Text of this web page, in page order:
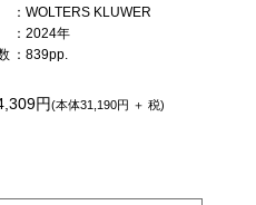
：WOLTERS KLUWER
：2024年
：839pp.
円(本体31,190円 ＋ 税)